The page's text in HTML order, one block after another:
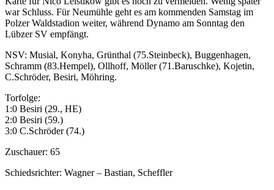
war Schluss. Für Neumühle geht es am kommenden Samstag im
Polzer Waldstadion weiter, während Dynamo am Sonntag den
Lübzer SV empfängt.
NSV: Musial, Konyha, Grünthal (75.Steinbeck), Buggenhagen,
Schramm (83.Hempel), Ollhoff, Möller (71.Baruschke), Kojetin,
C.Schröder, Besiri, Möhring.
Torfolge:
1:0 Besiri (29., HE)
2:0 Besiri (59.)
3:0 C.Schröder (74.)
Zuschauer: 65
Schiedsrichter: Wagner – Bastian, Scheffler